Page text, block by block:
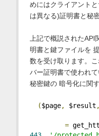
めにはクライアント
は異なる)証明書と秘
上記で概説されたAPI
明書と鍵ファイルを
数を受け取ります。
バー証明書で使われ
秘密鍵の 暗号化に関
($page, $result ,
=